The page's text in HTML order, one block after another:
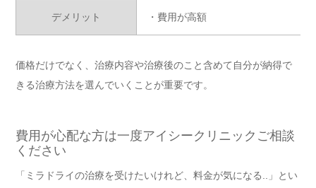
デメリット ・費用が高額
価格だけでなく、治療内容や治療後のこと含めて自分が納得で
きる治療方法を選んでいくことが重要です。
費用が心配な方は一度アイシークリニックご相談
ください
「ミラドライの治療を受けたいけれど、料金が気になる..」とい